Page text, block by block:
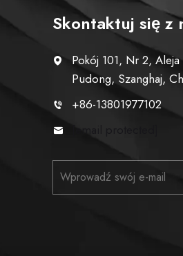
Skontaktuj się z
Pokój 101, Nr 2,
Pudong, Szanghaj,
+86-13801977102